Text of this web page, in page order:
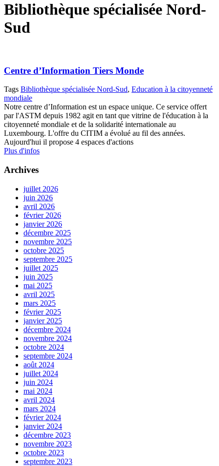
Bibliothèque spécialisée Nord-
Sud
Centre d’Information Tiers Monde
Tags Bibliothèque spécialisée Nord-Sud, Education à la citoyenneté
mondiale
Notre centre d’Information est un espace unique. Ce service offert
par l'ASTM depuis 1982 agit en tant que vitrine de l'éducation à la
citoyenneté mondiale et de la solidarité internationale au
Luxembourg. L'offre du CITIM a évolué au fil des années.
Aujourd'hui il propose 4 espaces d'actions
Plus d'infos
Archives
juillet 2026
juin 2026
avril 2026
février 2026
janvier 2026
décembre 2025
novembre 2025
octobre 2025
septembre 2025
juillet 2025
juin 2025
mai 2025
avril 2025
mars 2025
février 2025
janvier 2025
décembre 2024
novembre 2024
octobre 2024
septembre 2024
août 2024
juillet 2024
juin 2024
mai 2024
avril 2024
mars 2024
février 2024
janvier 2024
décembre 2023
novembre 2023
octobre 2023
septembre 2023